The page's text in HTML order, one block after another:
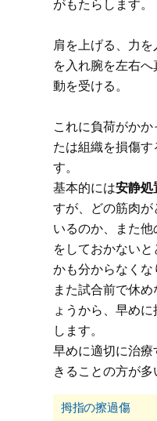
がもたらします。
肩を上げる、力
を入れ腕を左右
動を受ける。
これに負荷がか
たは組織を損傷す
す。
基本的には安静処
すが、どの筋肉が
いるのか、また
をしておかない
かも分からなくな
また試合前で休
ょうから、早め
します。
早めに適切に治
きることの方が多
拇指の擦過傷